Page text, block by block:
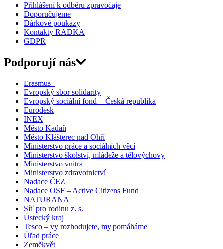
Přihlášení k odběru zpravodaje
Doporučujeme
Dárkové poukazy
Kontakty RADKA
GDPR
Podporují nás
Erasmus+
Evropský sbor solidarity
Evropský sociální fond + Česká republika
Eurodesk
INEX
Město Kadaň
Město Klášterec nad Ohří
Ministerstvo práce a sociálních věcí
Ministerstvo školství, mládeže a tělovýchovy
Ministerstvo vnitra
Ministerstvo zdravotnictví
Nadace ČEZ
Nadace OSF – Active Citizens Fund
NATURANA
Síť pro rodinu z. s.
Ústecký kraj
Tesco – vy rozhodujete, my pomáháme
Úřad práce
Zeměkvět